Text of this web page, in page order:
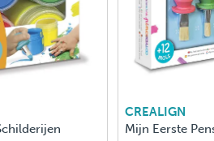
CREALIGN
Mijn Eerste